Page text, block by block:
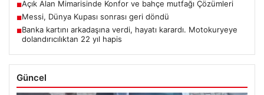
■Açık Alan Mimarisinde Konfor ve bahçe mutfağı Çözümleri
■Messi, Dünya Kupası sonrası geri döndü
■Banka kartını arkadaşına verdi, hayatı karardı. Motokuryeye
dolandırıcılıktan 22 yıl hapis
Güncel